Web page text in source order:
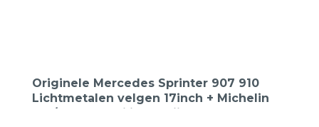
Originele Mercedes Sprinter 907 910
Lichtmetalen velgen 17inch + Michelin
235/60R17C Agilis Bedrijfswagenbanden.